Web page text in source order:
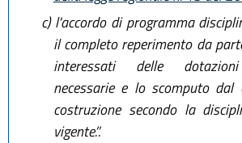
c)l'accordo di programma
il completo reperimento da
interessati delle
necessarie e lo scomputo
costruzione secondo la
vigente.”.